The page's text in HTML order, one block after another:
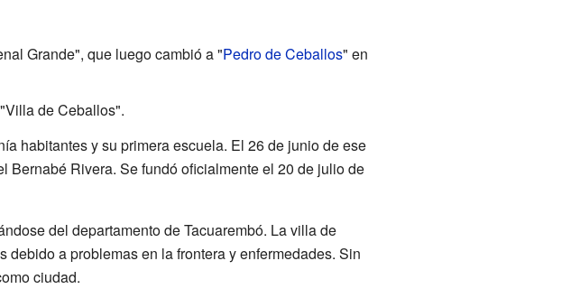
Grande", que luego cambió a "Pedro de Ceballos" en
de Ceballos".
habitantes y su primera escuela. El 26 de junio de ese
Rivera. Se fundó oficialmente el 20 de julio de
del departamento de Tacuarembó. La villa de
a problemas en la frontera y enfermedades. Sin
ciudad.